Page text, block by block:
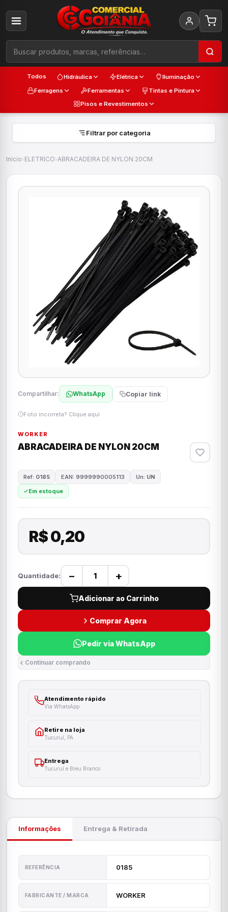
Todos Hidráulica Elétrica
Iluminação
Ferragens
Ferramentas
Tintas e Pintura
Pisos e Revestimentos
Filtrar por categoria
Início›ELETRICO›ABRACADEIRA DE NYLON 20CM
Compartilhar: WhatsApp Copiar link
Foto incorreta? Clique aqui
WORKER
ABRACADEIRA DE NYLON 20CM
Ref: 0185 EAN: 9999990005113 Un: UN
Em estoque
R$ 0,20
Quantidade: − +
Adicionar ao Carrinho
Comprar Agora
Pedir via WhatsApp
Continuar comprando
Atendimento rápido
Via WhatsApp
Retire na loja
Tucuruí, PA
Entrega
Tucuruí e Breu Branco
Informações Entrega & Retirada
REFERÊNCIA 0185
FABRICANTE / MARCA WORKER